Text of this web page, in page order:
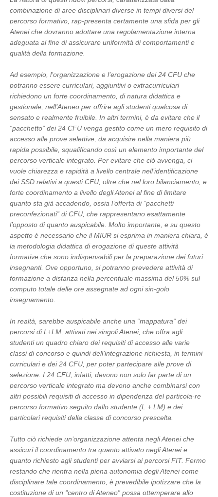
combinazione di aree disciplinari diverse in tempi diversi del
percorso formativo, rap-presenta certamente una sfida per gli
Atenei che dovranno adottare una regolamentazione interna
adeguata al fine di assicurare uniformità di comportamenti e
qualità della formazione.
Ad esempio, l’organizzazione e l’erogazione dei 24 CFU che
potranno essere curriculari, aggiuntivi o extracurriculari
richiedono un forte coordinamento, di natura didattica e
gestionale, nell’Ateneo per offrire agli studenti qualcosa di
sensato e realmente fruibile. In altri termini, è da evitare che il
“pacchetto” dei 24 CFU venga gestito come un mero requisito di
accesso alle prove selettive, da acquisire nella maniera più
rapida possibile, squalificando così un elemento importante del
percorso verticale integrato. Per evitare che ciò avvenga, ci
vuole chiarezza e rapidità a livello centrale nell’identificazione
dei SSD relativi a questi CFU, oltre che nel loro bilanciamento, e
forte coordinamento a livello degli Atenei al fine di limitare
quanto sta già accadendo, ossia l’offerta di “pacchetti
preconfezionati” di CFU, che rappresentano esattamente
l’opposto di quanto auspicabile. Molto importante, e su questo
aspetto è necessario che il MIUR si esprima in maniera chiara, è
la metodologia didattica di erogazione di queste attività
formative che sono indispensabili per la preparazione dei futuri
insegnanti. Ove opportuno, si potranno prevedere attività di
formazione a distanza nella percentuale massima del 50% sul
computo totale delle ore assegnate ad ogni sin-golo
insegnamento.
In realtà, sarebbe auspicabile anche una “mappatura” dei
percorsi di L+LM, attivati nei singoli Atenei, che offra agli
studenti un quadro chiaro dei requisiti di accesso alle varie
classi di concorso e quindi dell’integrazione richiesta, in termini
curriculari e dei 24 CFU, per poter partecipare alle prove di
selezione. I 24 CFU, infatti, devono non solo far parte di un
percorso verticale integrato ma devono anche combinarsi con
altri possibili requisiti di accesso in dipendenza del particola-re
percorso formativo seguito dallo studente (L + LM) e dei
particolari requisiti della classe di concorso prescelta.
Tutto ciò richiede un’organizzazione attenta negli Atenei che
assicuri il coordinamento tra quanto attivato negli Atenei e
quanto richiesto agli studenti per avviarsi ai percorsi FIT. Fermo
restando che rientra nella piena autonomia degli Atenei come
disciplinare tale coordinamento, è prevedibile ipotizzare che la
costituzione di un “centro di Ateneo” possa ottemperare allo